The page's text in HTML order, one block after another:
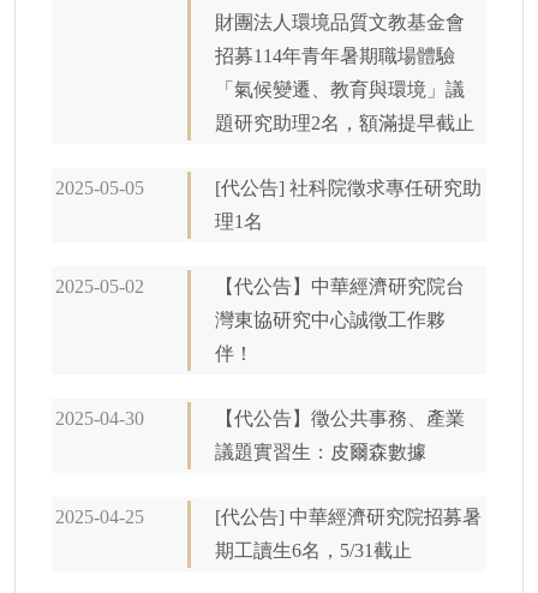
財團法人環境品質文教基金會
招募114年青年暑期職場體驗
「氣候變遷、教育與環境」議
題研究助理2名，額滿提早截止
2025-05-05
[代公告] 社科院徵求專任研究助
理1名
2025-05-02
【代公告】中華經濟研究院台
灣東協研究中心誠徵工作夥
伴！
2025-04-30
【代公告】徵公共事務、產業
議題實習生：皮爾森數據
2025-04-25
[代公告] 中華經濟研究院招募暑
期工讀生6名，5/31截止